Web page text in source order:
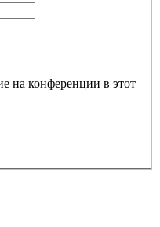
на конференции в этот